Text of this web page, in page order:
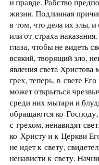
жизни. Подлинная
в том, что дела их злы, и
или от страха
глаза, чтобы не видеть
всякий, творящий зло,
явления света Христова
грех, теперь, в свете
может открыться
среди них мытари и
обращаются ко Господу,
с грехом, ненавидят
ко Христу и к Церкви
не идет к свету,
ненависти к свету.